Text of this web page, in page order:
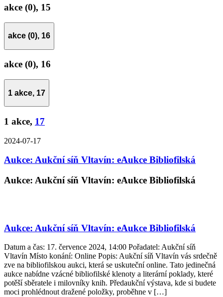
akce (0), 15
akce (0), 16
akce (0), 16
1 akce, 17
1 akce, 17
2024-07-17
Aukce: Aukční síň Vltavín: eAukce Bibliofilská
Aukce: Aukční síň Vltavín: eAukce Bibliofilská
Aukce: Aukční síň Vltavín: eAukce Bibliofilská
Datum a čas: 17. července 2024, 14:00 Pořadatel: Aukční síň
Vltavín Místo konání: Online Popis: Aukční síň Vltavín vás srdečně
zve na bibliofilskou aukci, která se uskuteční online. Tato jedinečná
aukce nabídne vzácné bibliofilské klenoty a literární poklady, které
potěší sběratele i milovníky knih. Předaukční výstava, kde si budete
moci prohlédnout dražené položky, proběhne v […]